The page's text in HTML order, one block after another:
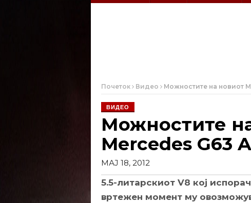
Почеток Видео Можностите на новиот
ВИДЕО
Можностите
Mercedes G63
МАЈ 18, 2012
5.5-литарскиот V8 кој
вртежен момент му